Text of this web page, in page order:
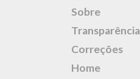
Sobre
Transparência
Correções
Home